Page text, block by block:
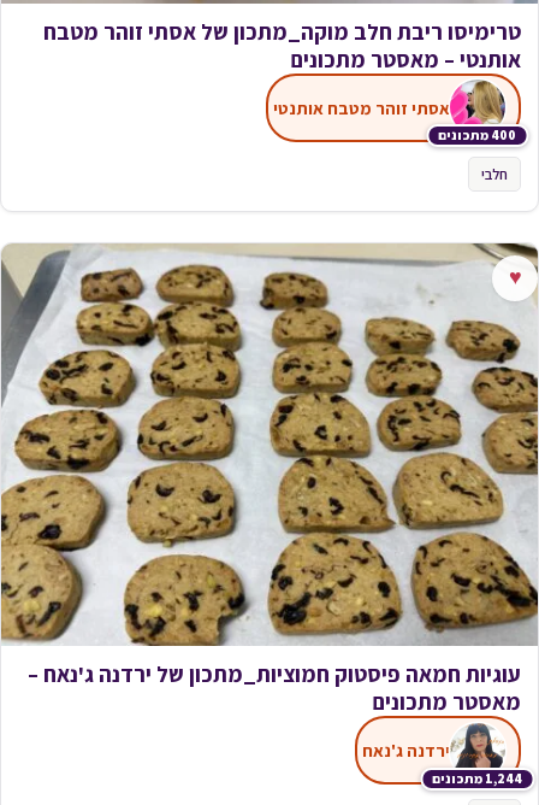
טרימיסו ריבת חלב מוקה_מתכון של אסתי זוהר מטבח
אותנטי – מאסטר מתכונים
400 מתכונים
אסתי זוהר מטבח אותנטי
חלבי
♥
עוגיות חמאה פיסטוק חמוציות_מתכון של ירדנה ג'נאח –
מאסטר מתכונים
1,244 מתכונים
ירדנה ג'נאח